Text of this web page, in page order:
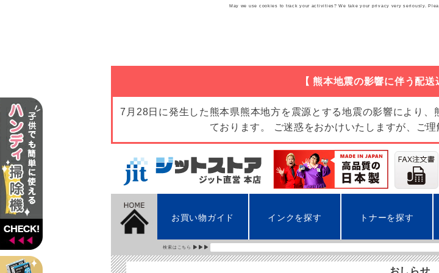
【 熊本地震の影響に伴う配送
7月28日に発生した熊本県熊本地方を震源とする地震の影響により
ております。 ご迷惑をおかけいたしますが、ご
お買い物ガイド インクを探す トナーを探す
検索はこちら
おしらせ
May we use cookies to track your activities? We take your privacy very seriously.